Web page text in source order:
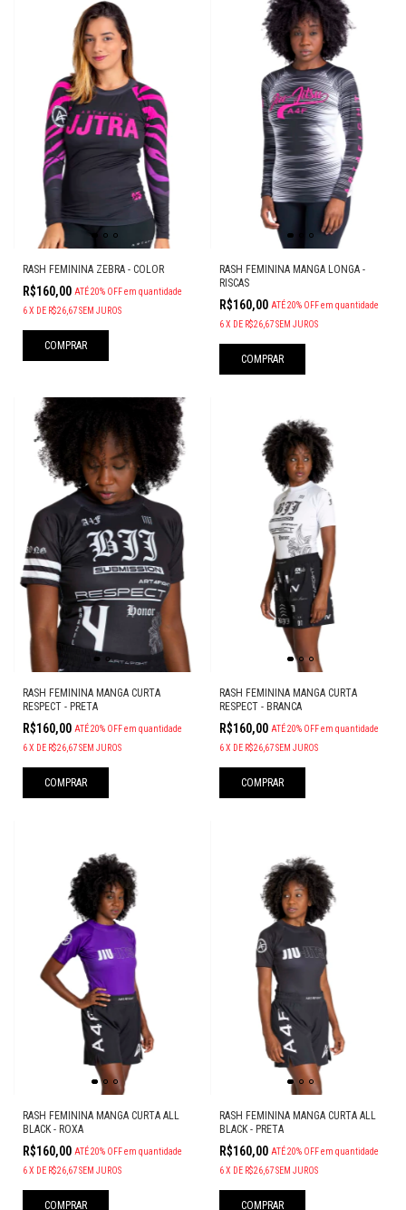
RASH FEMININA ZEBRA - COLOR
R$160,00 ATÉ 20% OFFem quantidade
6X DE R$26,67SEM JUROS
COMPRAR
RASH FEMININA MANGA LONGA -
RISCAS
R$160,00 ATÉ 20% OFF em quantidade
6 X DE R$26,67 SEM JUROS
COMPRAR
RASH FEMININA MANGA CURTA
RESPECT - PRETA
R$160,00 ATÉ 20% OFFem quantidade
6X DE R$26,67SEM JUROS
COMPRAR
RASH FEMININA MANGA CURTA
RESPECT - BRANCA
R$160,00 ATÉ 20% OFF em quantidade
6 X DE R$26,67 SEM JUROS
COMPRAR
RASH FEMININA MANGA CURTA ALL
BLACK - ROXA
R$160,00 ATÉ 20% OFFem quantidade
6X DE R$26,67SEM JUROS
COMPRAR
RASH FEMININA MANGA CURTA ALL
BLACK - PRETA
R$160,00 ATÉ 20% OFF em quantidade
6 X DE R$26,67 SEM JUROS
COMPRAR